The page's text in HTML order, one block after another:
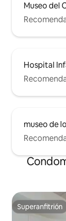
Museo del
Hospital
museo de
Superanfitrión
Superanfitrión